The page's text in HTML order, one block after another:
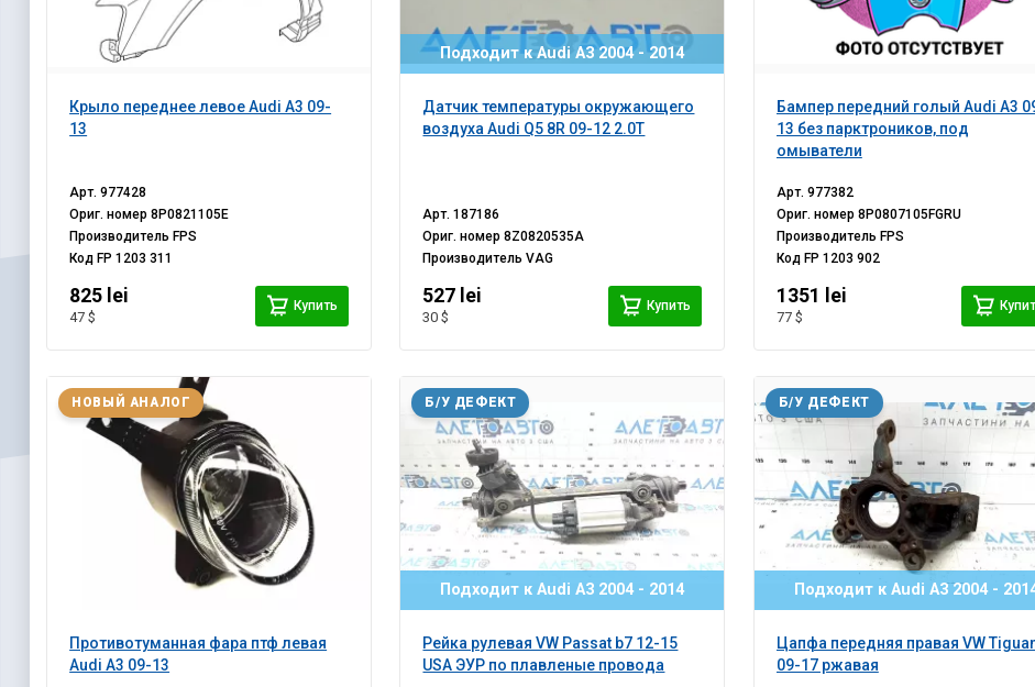
Крыло переднее левое Audi A3 09-
13
Арт.977428
Ориг. номер8P0821105E
ПроизводительFPS
КодFP 1203 311
825 lei
47 $
Купить
Подходит к Audi A3 2004 - 2014
Датчик температуры окружающего
воздуха Audi Q5 8R 09-12 2.0T
Арт.187186
Ориг. номер8Z0820535А
ПроизводительVAG
527 lei
30 $
Купить
Бампер передний голый Audi A3
13 без парктроников, под
омыватели
Арт. 977382
Ориг. номер 8P0807105FGRU
Производитель FPS
Код FP 1203 902
1351 lei
77 $
Противотуманная фара птф левая
Audi A3 09-13
НОВЫЙ АНАЛОГ
Подходит к Audi A3 2004 - 2014
Рейка рулевая VW Passat b7 12-15
USA ЭУР по плавленые провода
Б/У ДЕФЕКТ
Подходит к Audi A3 2004 -
Цапфа передняя правая VW
09-17 ржавая
Б/У ДЕФЕКТ